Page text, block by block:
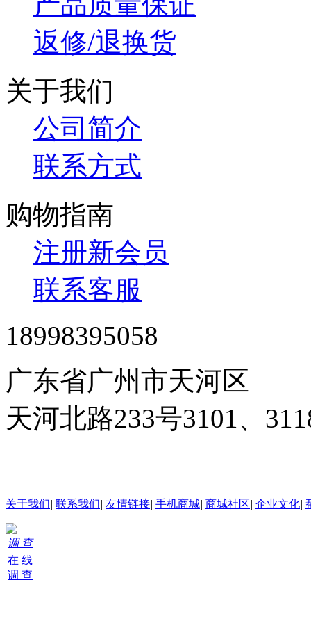
返修/退换货
关于我们
公司简介
联系方式
购物指南
注册新会员
联系客服
18998395058
广东省广州市天河区
天河北路233号3101、
关于我们| 联系我们| 友情链接| 手机商城| 商城社区| 企业文化|
调 查
在 线
调 查